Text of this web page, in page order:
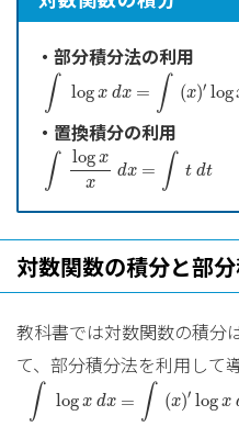
・部分積分法の利用
∫ log x dx = ∫ (x)′ log
∫logxdx=∫(x
・置換積分の利用
∫ logx
x
dx = ∫ t dt
∫logxxdx=∫
対数関数の積分と部
教科書では対数関数の積分
て、部分積分法を利用して
∫ logx dx = ∫ (x)′ logx
∫ logxdx=∫(x)′logx